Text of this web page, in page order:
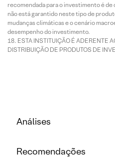
recomendada para o investimento é
não está garantido neste tipo de
mudanças climáticas e o cenário
desempenho do investimento.
ESTA INSTITUIÇÃO É ADERENTE
DISTRIBUIÇÃO DE PRODUTOS DE
Análises
Recomendações